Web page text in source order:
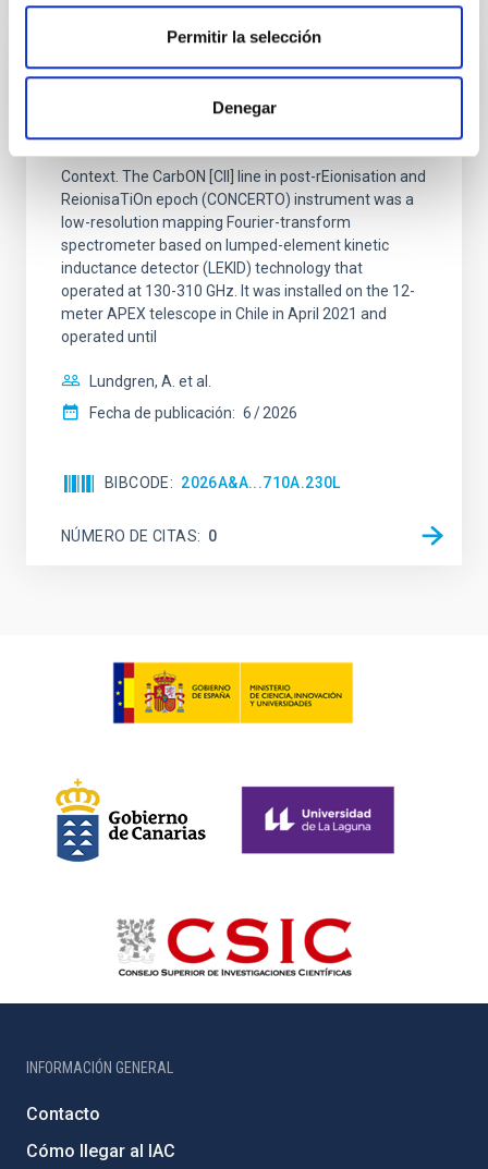
Permitir la selección
Denegar
CON ÁRBITRO
CONCERTO: Forward modelling of
interferograms for calibration
Context. The CarbON [CII] line in post-rEionisation and
ReionisaTiOn epoch (CONCERTO) instrument was a
low-resolution mapping Fourier-transform
spectrometer based on lumped-element kinetic
inductance detector (LEKID) technology that
operated at 130-310 GHz. It was installed on the 12-
meter APEX telescope in Chile in April 2021 and
operated until
Lundgren, A. et al.
Fecha de publicación: 6 2026
BIBCODE 2026A&A...710A.230L
NÚMERO DE CITAS 0
INFORMACIÓN GENERAL
Contacto
Cómo llegar al IAC